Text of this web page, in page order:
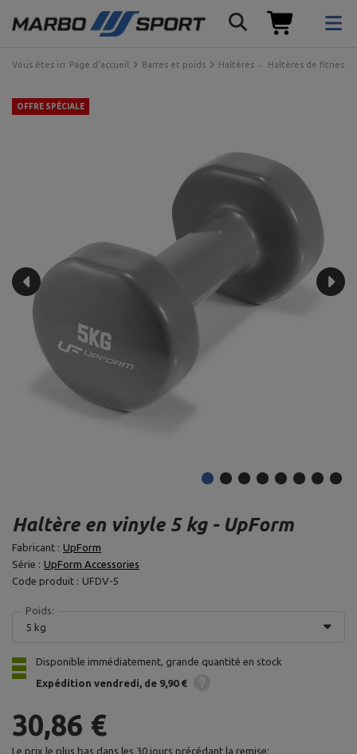
Vous êtes ici Page d'accueil Barres et poids Haltères Haltères de fitness
OFFRE SPÉCIALE
Haltère en vinyle 5 kg - UpForm
Fabricant : UpForm
Série : UpForm Accessories
Code produit : UFDV-5
Poids:
5 kg
Disponible immédiatement, grande quantité en stock
Expédition vendredi de 9,90 €
30,86 €
Le prix le plus bas dans les 30 jours précédant la remise: